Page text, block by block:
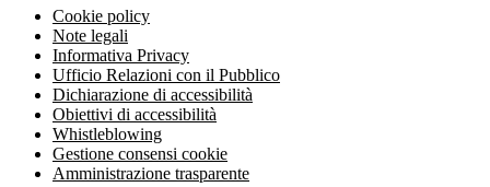
Cookie policy
Note legali
Informativa Privacy
Ufficio Relazioni con il Pubblico
Dichiarazione di accessibilità
Obiettivi di accessibilità
Whistleblowing
Gestione consensi cookie
Amministrazione trasparente